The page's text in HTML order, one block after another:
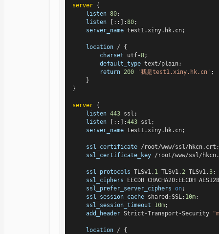
server {
listen 80;
listen [::]:80;
server_name test1.xiny.hk.cn;
location / {
charset utf-8;
default_type text/plain;
return
200 '我是test1.xiny.hk.cn' ;
    }
}
server {
listen 443 ssl;
listen [::]:443 ssl;
server_name test1.xiny.hk.cn;
ssl_certificate /root/www/ssl/hkcn.crt;
ssl_certificate_key /root/www/ssl/
ssl_protocols TLSv1. 1 TLSv1. 2 TLSv1.3;
ssl_ciphers EECDH CHACHA20:EECDH
ssl_prefer_server_ciphers on;
ssl_session_cache shared:SSL: 10m;
ssl_session_timeout
10m;
add_header Strict-Transport-Security
location / {